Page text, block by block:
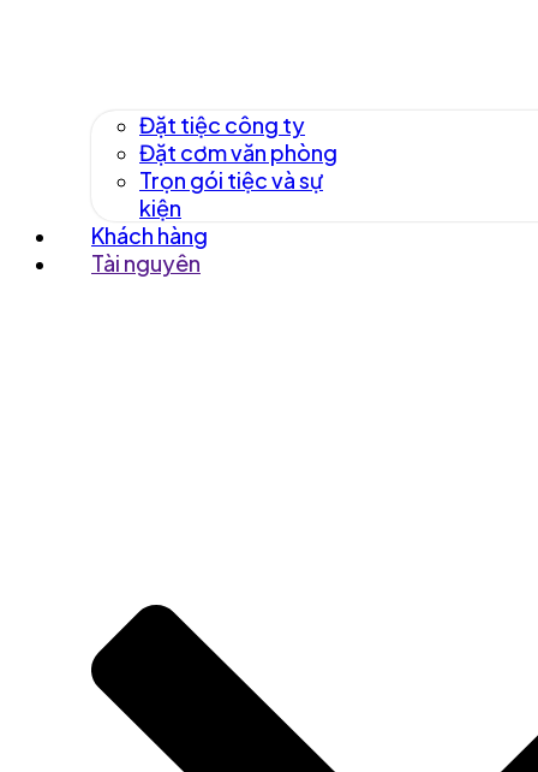
Đặt tiệc công ty
Đặt cơm văn phòng
Trọn gói tiệc và sự
kiện
Khách hàng
Tài nguyên